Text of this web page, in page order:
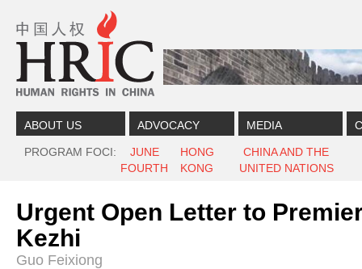
ABOUT US ADVOCACY MEDIA
PROGRAM FOCI
JUNE
FOURTH
HONG
KONG
CHINA AND THE
UNITED NATIONS
Urgent Open Letter to
Kezhi
Guo Feixiong